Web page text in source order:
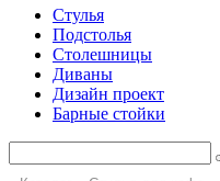
Стулья
Подстолья
Столешницы
Диваны
Дизайн проект
Барные стойки